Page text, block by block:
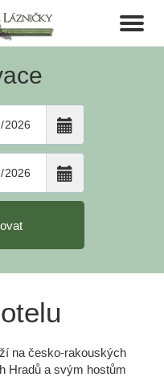
Toggle
na česko-rakouských
Hradů a svým hostům